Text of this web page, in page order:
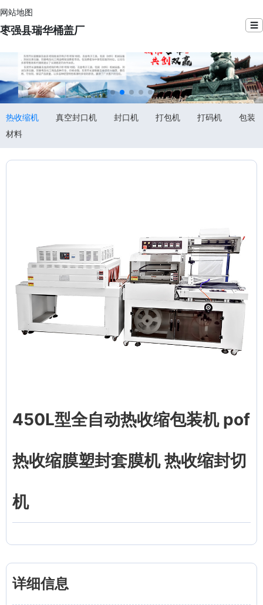
网站地图
枣强县瑞华桶盖厂 ☰
热收缩机 真空封口机 封口机 打包机 打码机
包装
材料
450L型全自动热收缩包装机 pof
热收缩膜塑封套膜机 热收缩封切
机
详细信息